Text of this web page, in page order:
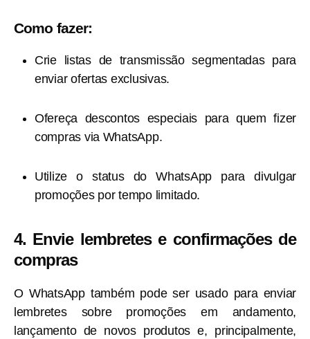
Como fazer:
Crie listas de transmissão segmentadas para
enviar ofertas exclusivas.
Ofereça descontos especiais para quem fizer
compras via WhatsApp.
Utilize o status do WhatsApp para divulgar
promoções por tempo limitado.
4. Envie lembretes e confirmações de
compras
O WhatsApp também pode ser usado para enviar
lembretes sobre promoções em andamento,
lançamento de novos produtos e, principalmente,